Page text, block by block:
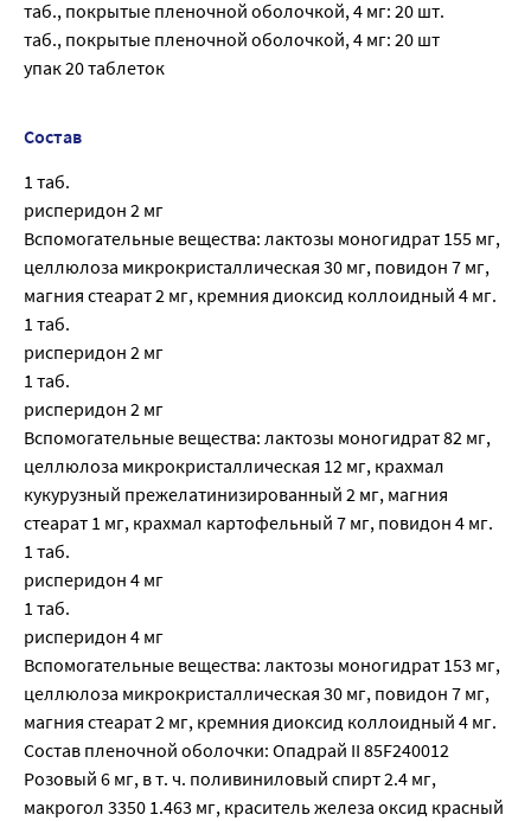
таб., покрытые пленочной оболочкой, 4 мг: 20 шт.
таб., покрытые пленочной оболочкой, 4 мг: 20 шт
упак 20 таблеток
Состав
1 таб.
рисперидон 2 мг
Вспомогательные вещества: лактозы моногидрат 155 мг,
целлюлоза микрокристаллическая 30 мг, повидон 7 мг,
магния стеарат 2 мг, кремния диоксид коллоидный 4 мг.
1 таб.
рисперидон 2 мг
1 таб.
рисперидон 2 мг
Вспомогательные вещества: лактозы моногидрат 82 мг,
целлюлоза микрокристаллическая 12 мг, крахмал
кукурузный прежелатинизированный 2 мг, магния
стеарат 1 мг, крахмал картофельный 7 мг, повидон 4 мг.
1 таб.
рисперидон 4 мг
1 таб.
рисперидон 4 мг
Вспомогательные вещества: лактозы моногидрат 153 мг,
целлюлоза микрокристаллическая 30 мг, повидон 7 мг,
магния стеарат 2 мг, кремния диоксид коллоидный 4 мг.
Состав пленочной оболочки: Опадрай II 85F240012
Розовый 6 мг, в т. ч. поливиниловый спирт 2.4 мг,
макрогол 3350 1.463 мг, краситель железа оксид красный